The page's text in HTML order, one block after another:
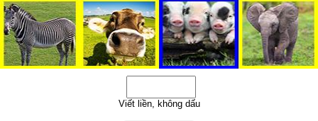
Viết liền, không dấu